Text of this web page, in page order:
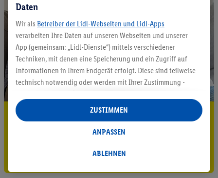
5.95 € Versand sparen³²ᵃ
Jetzt zum Newsletter anmelden
Gutschein sichern!
Daten
Wir als Betreiber der Lidl-Webseiten und Lidl-Apps
verarbeiten Ihre Daten auf unseren Webseiten und unserer
App (gemeinsam: „Lidl-Dienste“) mittels verschiedener
Techniken, mit denen eine Speicherung und ein Zugriff auf
Informationen in Ihrem Endgerät erfolgt. Diese sind teilweise
technisch notwendig oder werden mit Ihrer Zustimmung -
auch durch Partner (u.a.
Verantwortliche; im Zusammenhang mit dem IAB TCF
insgesamt
Statistik-Erstellung oder für personalisierte Werbung
Datenverarbeitungen für personalisierte Werbung werden
Dritten die Ausspielung von Werbung außerhalb der Lidl-
ABLEHNEN
ANPASSEN
ZUSTIMMEN